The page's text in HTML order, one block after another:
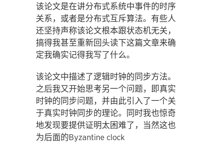
该论文是在讲分布式系统中事件的时序
关系，或者是分布式互斥算法。有些人
还坚持声称该论文根本跟状态机无关，
搞得我甚至重新回头读下这篇文章来确
定我确实记得我写了什么。
该论文中描述了逻辑时钟的同步方法。
之后我又开始思考另一个问题，即真实
时钟的同步问题，并由此引入了一个关
于真实时钟同步的理论。同时我也惊奇
地发现要提供证明太困难了，当然这也
为后面的Byzantine clock